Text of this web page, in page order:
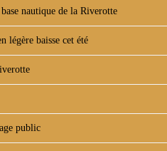
nautique de la Riverotte
légère baisse cet été
public